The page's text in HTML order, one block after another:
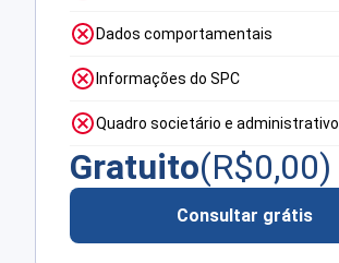
Dados comportamentais
Informações do SPC
Quadro societário e administrativo
Gratuito(R$0,00)
Consultar grátis